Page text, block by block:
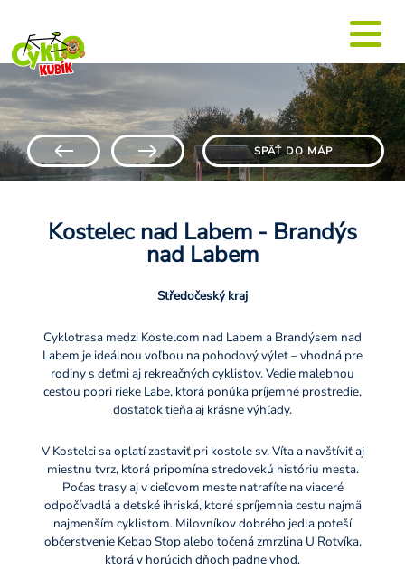
SPÄŤ DO MÁP
Kostelec nad Labem - Brandýs
nad Labem
Středočeský kraj
Cyklotrasa medzi Kostelcom nad Labem a Brandýsem nad
Labem je ideálnou voľbou na pohodový výlet – vhodná pre
rodiny s deťmi aj rekreačných cyklistov. Vedie malebnou
cestou popri rieke Labe, ktorá ponúka príjemné prostredie,
dostatok tieňa aj krásne výhľady.
V Kostelci sa oplatí zastaviť pri kostole sv. Víta a navštíviť aj
miestnu tvrz, ktorá pripomína stredovekú históriu mesta.
Počas trasy aj v cieľovom meste natrafíte na viaceré
odpočívadlá a detské ihriská, ktoré spríjemnia cestu najmä
najmenším cyklistom. Milovníkov dobrého jedla poteší
občerstvenie Kebab Stop alebo točená zmrzlina U Rotvíka,
ktorá v horúcich dňoch padne vhod.